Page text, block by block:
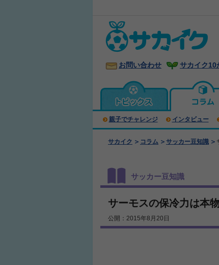
お問い合わせ サカイク10
親子でチャレンジ インタビュー
サカイク コラム サッカー豆知識
サッカー豆知識
サーモスの保冷力は本
公開：2015年8月20日